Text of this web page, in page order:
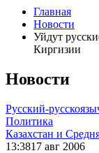
Главная
Новости
Уйдут
Киргизии
Новости
Русский-
Политика
Казахстан и
13:3817 авг 2006